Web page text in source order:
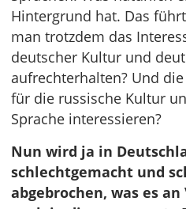
Hintergrund hat. Das
man trotzdem das
deutscher Kultur und
aufrechterhalten? Und
für die russische Kultur
Sprache interessieren?
Nun wird ja in
schlechtgemacht und
abgebrochen, was es